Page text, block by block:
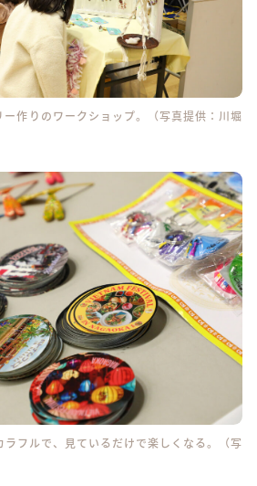
作りのワークショップ。（写真提供：川堀
フルで、見ているだけで楽しくなる。（写